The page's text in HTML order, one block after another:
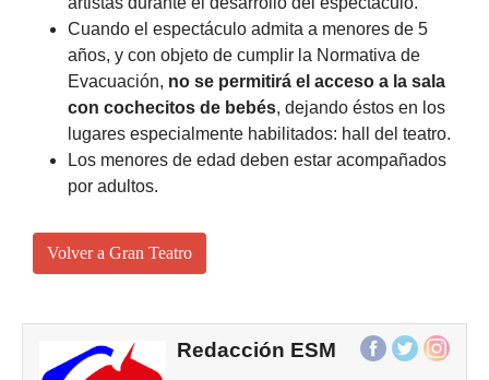
Cuando el espectáculo admita a menores de 5
años, y con objeto de cumplir la Normativa de
Evacuación, no se permitirá el acceso a la sala
con cochecitos de bebés, dejando éstos en los
lugares especialmente habilitados: hall del teatro.
Los menores de edad deben estar acompañados
por adultos.
Volver a Gran Teatro
Redacción ESM